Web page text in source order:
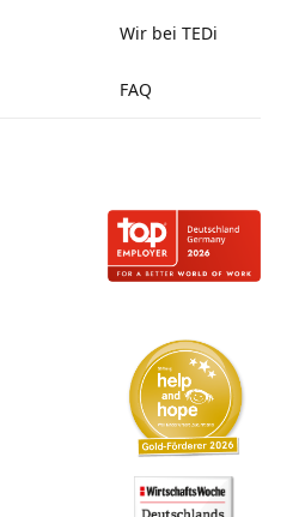
Wir bei TEDi
FAQ